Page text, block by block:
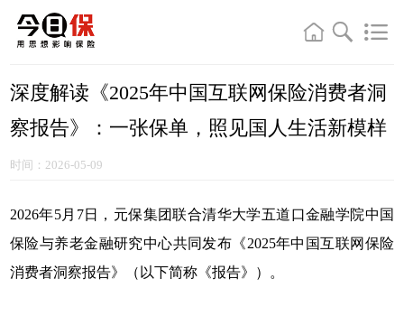
深度解读《2025年中国互联网保险消费者洞
察报告》：一张保单，照见国人生活新模样
时间：2026-05-09
2026年5月7日，元保集团联合清华大学五道口金融学院中国
保险与养老金融研究中心共同发布《2025年中国互联网保险
消费者洞察报告》（以下简称《报告》）。